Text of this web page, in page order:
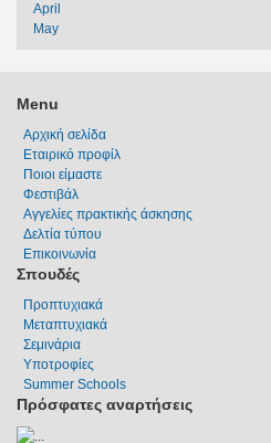
April
May
Menu
Αρχική σελίδα
Εταιρικό προφίλ
Ποιοι είμαστε
Φεστιβάλ
Αγγελίες πρακτικής άσκησης
Δελτία τύπου
Επικοινωνία
Σπουδές
Προπτυχιακά
Μεταπτυχιακά
Σεμινάρια
Υποτροφίες
Summer Schools
Πρόσφατες αναρτήσεις